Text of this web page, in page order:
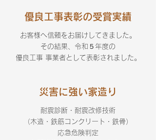
優良工事表彰の受賞実績
お客様へ信頼をお届けしてきました。
その結果、令和５年度の
優良工事 事業者として表彰されました。
​災害に強い家造り
耐震診断・耐震改修技術
（木造・鉄筋コンクリート・鉄骨）
応急危険判定